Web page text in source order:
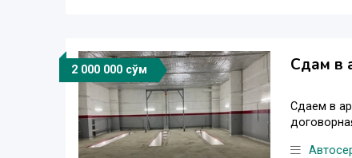
2 000 000 сўм Сдам в
Сдаем в